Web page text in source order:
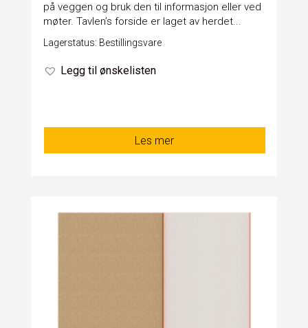
på veggen og bruk den til informasjon eller ved
møter. Tavlen’s forside er laget av herdet...
Lagerstatus: Bestillingsvare
Legg til ønskelisten
Les mer